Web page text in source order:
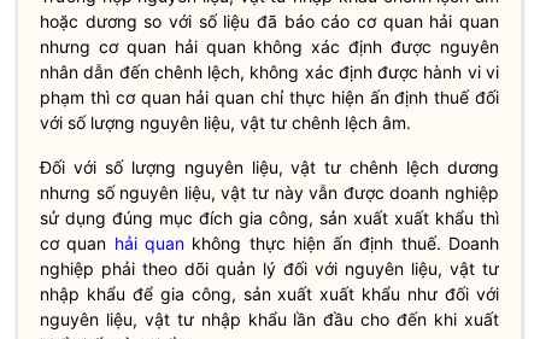
hoặc dương so với số liệu đã báo cáo cơ quan hải quan
nhưng cơ quan hải quankhông xác định được nguyên
nhân dẫn đến chênh lệch, không xác định được hành vi vi
phạm thì cơ quan hải quan chỉ thực hiện ấn định thuế đối
với số lượng nguyên liệu, vật tư chênh lệch âm.
Đối với số lượng nguyên liệu, vật tư chênh lệch dương
nhưng số nguyên liệu, vật tư này vẫn được doanh nghiệp
sử dụng đúng mục đích gia công, sản xuất xuất khẩu thì
cơ quan hải quankhông thực hiện ấn định thuế. Doanh
nghiệp phải theo dõi quản lý đối với nguyên liệu, vật tư
nhập khẩu để gia công, sản xuất xuất khẩu như đối với
nguyên liệu, vật tư nhập khẩu lần đầu cho đến khi xuất